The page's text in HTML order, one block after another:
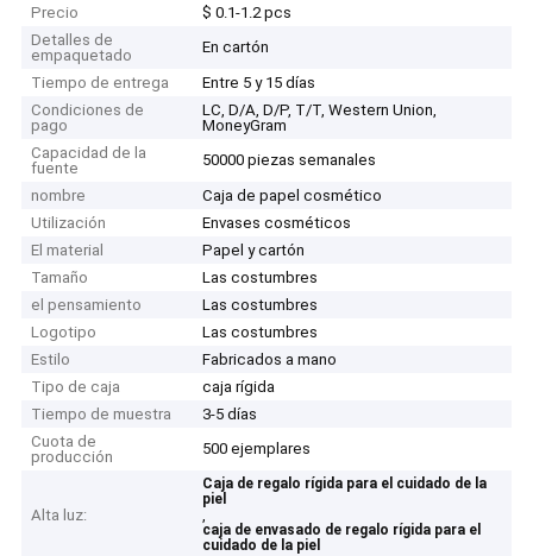
Precio
$ 0.1-1.2 pcs
Detalles de
empaquetado
En cartón
Tiempo de entrega
Entre 5 y 15 días
Condiciones de
pago
LC, D/A, D/P, T/T, Western Union,
MoneyGram
Capacidad de la
fuente
50000 piezas semanales
nombre
Caja de papel cosmético
Utilización
Envases cosméticos
El material
Papel y cartón
Tamaño
Las costumbres
el pensamiento
Las costumbres
Logotipo
Las costumbres
Estilo
Fabricados a mano
Tipo de caja
caja rígida
Tiempo de muestra
3-5 días
Cuota de
producción
500 ejemplares
Alta luz:
Caja de regalo rígida para el cuidado de la
piel
,
caja de envasado de regalo rígida para el
cuidado de la piel